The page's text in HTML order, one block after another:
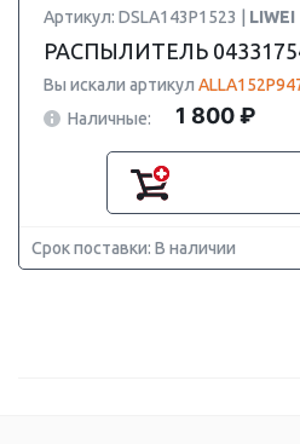
Артикул: DSLA143P1523 | LIWEI
РАСПЫЛИТЕЛЬ
Вы искали артикул
Наличные:
1 800 ₽
Срок поставки: В наличии